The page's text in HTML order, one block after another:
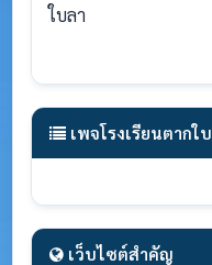
ใบลา
เพจโรงเรียนตากใบ
เว็บไซต์สำคัญ